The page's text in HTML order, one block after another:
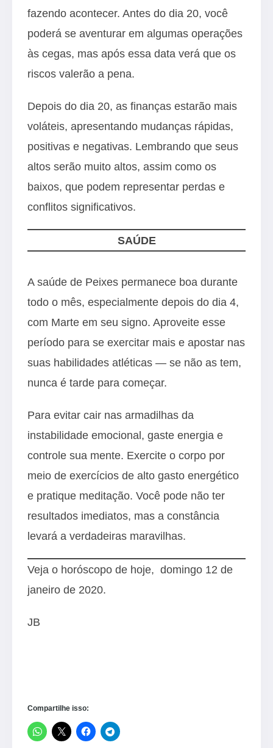
fazendo acontecer. Antes do dia 20, você
poderá se aventurar em algumas operações
às cegas, mas após essa data verá que os
riscos valerão a pena.
Depois do dia 20, as finanças estarão mais
voláteis, apresentando mudanças rápidas,
positivas e negativas. Lembrando que seus
altos serão muito altos, assim como os
baixos, que podem representar perdas e
conflitos significativos.
SAÚDE
A saúde de Peixes permanece boa durante
todo o mês, especialmente depois do dia 4,
com Marte em seu signo. Aproveite esse
período para se exercitar mais e apostar nas
suas habilidades atléticas — se não as tem,
nunca é tarde para começar.
Para evitar cair nas armadilhas da
instabilidade emocional, gaste energia e
controle sua mente. Exercite o corpo por
meio de exercícios de alto gasto energético
e pratique meditação. Você pode não ter
resultados imediatos, mas a constância
levará a verdadeiras maravilhas.
Veja o horóscopo de hoje, domingo 12 de
janeiro de 2020.
JB
Compartilhe isso: